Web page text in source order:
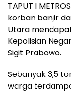
TAPUT I
korban banjir
Utara
Kepolisian
Sigit Prabowo.
Sebanyak 3,5
warga